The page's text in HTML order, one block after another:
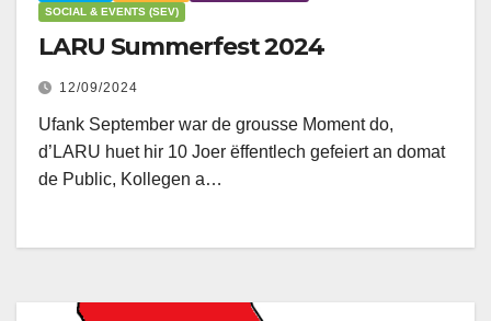
SOCIAL & EVENTS (SEV)
LARU Summerfest 2024
12/09/2024
Ufank September war de grousse Moment do,
d’LARU huet hir 10 Joer ëffentlech gefeiert an domat
de Public, Kollegen a…